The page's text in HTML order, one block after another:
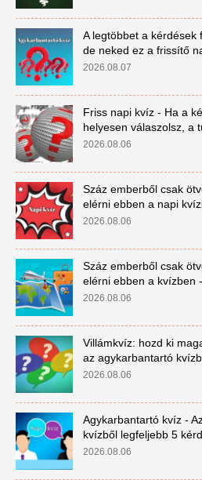
A legtöbbet a kérdések
de neked ez a frissítő
2026.08.07
Friss napi kvíz - Ha a
helyesen válaszolsz, a
2026.08.06
Száz emberből csak
elérni ebben a napi
2026.08.06
Száz emberből csak
elérni ebben a kvízben
2026.08.06
Villámkvíz: hozd ki
az agykarbantartó
2026.08.06
Agykarbantartó kvíz -
kvízből legfeljebb 5
2026.08.06